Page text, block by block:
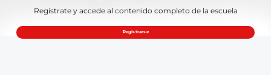
Regístrate y accede al contenido completo de la escuela
Registrarse